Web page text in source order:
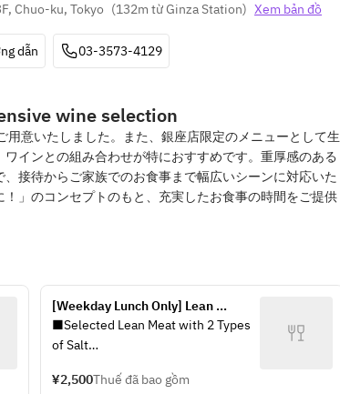
Chuo-ku, Tokyo (132m từ Ginza Station) Xem bản đồ
dẫn 03-3573-4129
wine selection
意いたしました。また、銀座店限定のメニューとして生
インとの組み合わせが特におすすめです。重厚感のある
接待からご家族でのお食事まで幅広いシーンに対応いた
」のコンセプトのもと、充実したお食事の時間をご提供
[Weekday Lunch Only] Lean
Yakiniku Set
■Selected Lean Meat with 2 Types
of Salt
of Sauce
¥2,500Thuế đã bao gồm